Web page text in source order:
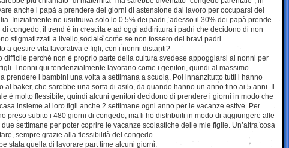
anche i papà a prendere dei giorni di astensione dal lavoro per occuparsi dei
Inizialmente ne usufruiva solo lo 0.5% dei padri, adesso il 30% dei papà prende
congedo, il trend è in crescita e ad oggi addirittura i padri che decidono di non
stigmatizzati a livello sociale come se non fossero dei bravi padri.
a gestire vita lavorativa e figli, con i nonni distanti?
difficile perché non è proprio parte della cultura svedese appoggiarsi ai nonni per
I nonni qui tendenzialmente lavorano come i genitori, quindi al massimo
prendere i bambini una volta a settimana a scuola. Poi innanzitutto tutti i hanno
al baker, che sarebbe una sorta di asilo, da quando hanno un anno fino ai 5 anni. Il
è molto flessibile, quindi alcuni genitori decidono di prendere i giorni in modo che
insieme ai loro figli anche 2 settimane ogni anno per le vacanze estive. Per
preso subito i 480 giorni di congedo, ma li ho distribuiti in modo di aggiungere alle
settimane per poter coprire le vacanze scolastiche delle mie figlie. Un’altra cosa
sempre grazie alla flessibilità del congedo
stata quella di lavorare part time alcuni giorni.